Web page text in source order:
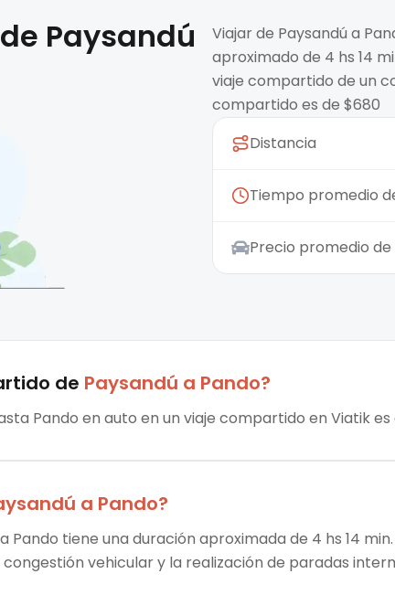
Paysandú
Viajar de Paysandú a
aproximado de 4 hs 14
viaje compartido de un
compartido es de $680
Distancia
Tiempo promedio
Precio promedio
de Paysandú a Pando?
Pando en auto en un viaje compartido en Viatik es
a Pando?
Pando tiene una duración aproximada de 4 hs 14
vehicular y la realización de paradas